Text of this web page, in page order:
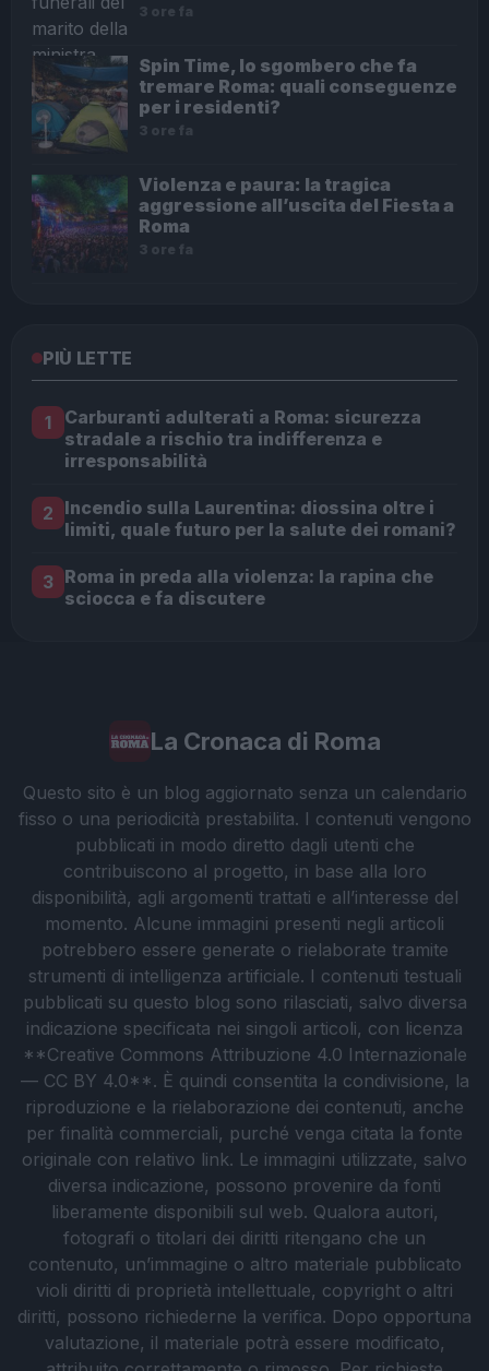
3 ore fa
Spin Time, lo sgombero che fa
tremare Roma: quali conseguenze
per i residenti?
3 ore fa
Violenza e paura: la tragica
aggressione all’uscita del Fiesta a
Roma
3 ore fa
PIÙ LETTE
1
Carburanti adulterati a Roma: sicurezza
stradale a rischio tra indifferenza e
irresponsabilità
2 Incendio sulla Laurentina: diossina oltre i
limiti, quale futuro per la salute dei romani?
3 Roma in preda alla violenza: la rapina che
sciocca e fa discutere
La Cronaca di Roma
Questo sito è un blog aggiornato senza un calendario
fisso o una periodicità prestabilita. I contenuti vengono
pubblicati in modo diretto dagli utenti che
contribuiscono al progetto, in base alla loro
disponibilità, agli argomenti trattati e all’interesse del
momento. Alcune immagini presenti negli articoli
potrebbero essere generate o rielaborate tramite
strumenti di intelligenza artificiale. I contenuti testuali
pubblicati su questo blog sono rilasciati, salvo diversa
indicazione specificata nei singoli articoli, con licenza
**Creative Commons Attribuzione 4.0 Internazionale
— CC BY 4.0**. È quindi consentita la condivisione, la
riproduzione e la rielaborazione dei contenuti, anche
per finalità commerciali, purché venga citata la fonte
originale con relativo link. Le immagini utilizzate, salvo
diversa indicazione, possono provenire da fonti
liberamente disponibili sul web. Qualora autori,
fotografi o titolari dei diritti ritengano che un
contenuto, un’immagine o altro materiale pubblicato
violi diritti di proprietà intellettuale, copyright o altri
diritti, possono richiederne la verifica. Dopo opportuna
valutazione, il materiale potrà essere modificato,